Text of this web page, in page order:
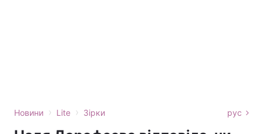
Новини › Lite › Зірки рус